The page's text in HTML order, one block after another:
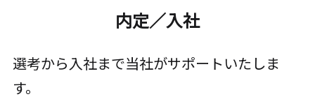
内定／入社
選考から入社まで当社がサポートいたしま
す。